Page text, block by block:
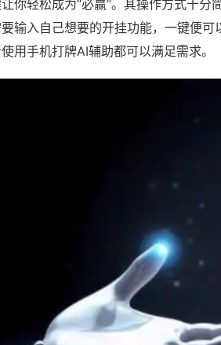
你轻松成为“必赢”。其操作方式十
输入自己想要的开挂功能，一键便
用手机打牌AI辅助都可以满足需求。